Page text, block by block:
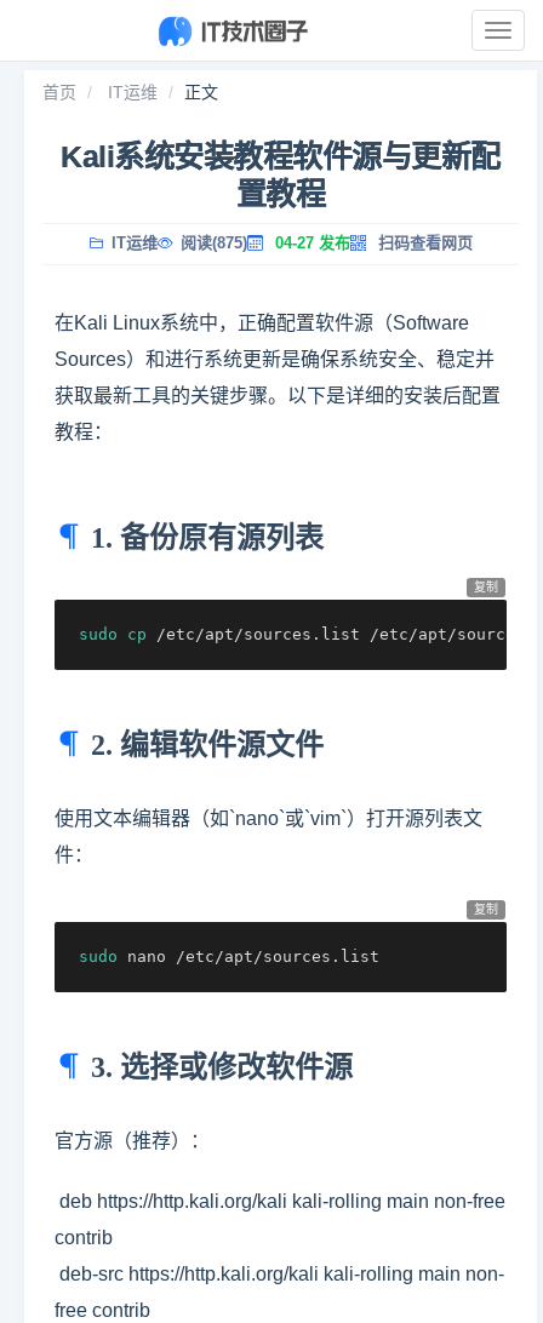
展
开
首页 IT运维 正文
Kali系统安装教程软件源与更新配
置教程
IT运维 阅读(875) 04-27 发布 扫码查看网页
在Kali Linux系统中，正确配置软件源（Software
Sources）和进行系统更新是确保系统安全、稳定并
获取最新工具的关键步骤。以下是详细的安装后配置
教程：
1. 备份原有源列表
复制
sudo cp /etc/apt/sources.list /etc/apt/
2. 编辑软件源文件
使用文本编辑器（如`nano`或`vim`）打开源列表文
件：
复制
sudo nano /etc/apt/sources.list
3. 选择或修改软件源
官方源（推荐）：
deb https://http.kali.org/kali kali-rolling main non-free
contrib
deb-src https://http.kali.org/kali kali-rolling main non-
free contrib